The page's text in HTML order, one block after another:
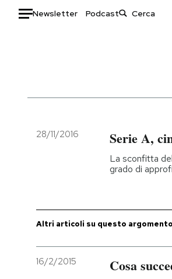
Newsletter Podcast
Italia
Politica
Moda
Storie/
Ok
28/11/2016 Serie A,
La sconfitta
grado di
Altri articoli su questo argomento
16/2/2015 Cosa